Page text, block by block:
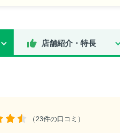
店舗紹介・特長
（23件の口コミ）